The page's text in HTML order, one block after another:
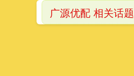
广源优配 相关话题